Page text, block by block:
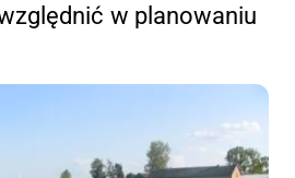
w planowaniu